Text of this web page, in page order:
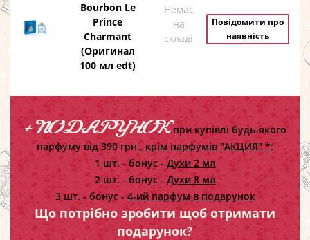
Bourbon Le
Prince
Charmant
(Оригинал
100 мл edt)
Немає
на
складі
Повідомити про
наявність
+ ПОДАРУНОКпри купівлі будь-якого
парфуму від 390 грн., крім парфумів "АКЦИЯ" *:
1 шт. - бонус - Духи 2 мл
2 шт. - бонус -Духи 8 мл
3 шт. - бонус -4-ий парфум в подарунок
Що потрібно зробити щоб отримати
подарунок?